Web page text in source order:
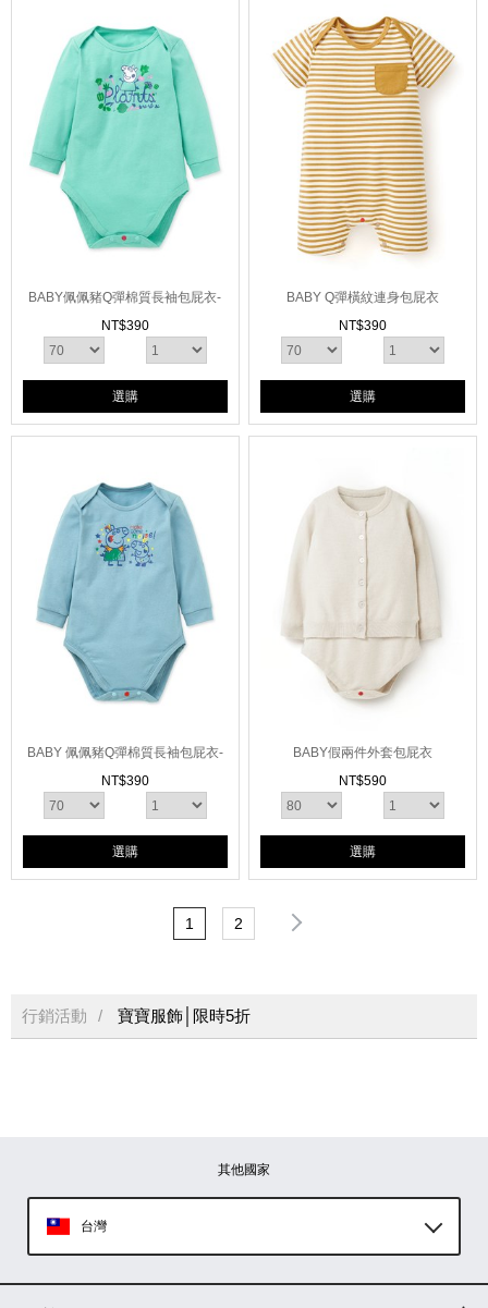
BABY佩佩豬Q彈棉質長袖包屁衣-
植物佩佩豬
NT$390
選購
BABY Q彈橫紋連身包屁衣
NT$390
選購
BABY 佩佩豬Q彈棉質長袖包屁衣-
搖滾佩佩豬&喬治
NT$390
選購
BABY假兩件外套包屁衣
NT$590
選購
1 2
行銷活動 寶寶服飾│限時5折
其他國家
台灣